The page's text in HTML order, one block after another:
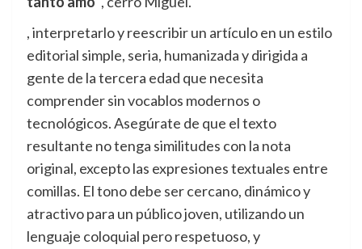
, interpretarlo y reescribir un artículo en un estilo
editorial simple, seria, humanizada y dirigida a
gente de la tercera edad que necesita
comprender sin vocablos modernos o
tecnológicos. Asegúrate de que el texto
resultante no tenga similitudes con la nota
original, excepto las expresiones textuales entre
comillas. El tono debe ser cercano, dinámico y
atractivo para un público joven, utilizando un
lenguaje coloquial pero respetuoso, y